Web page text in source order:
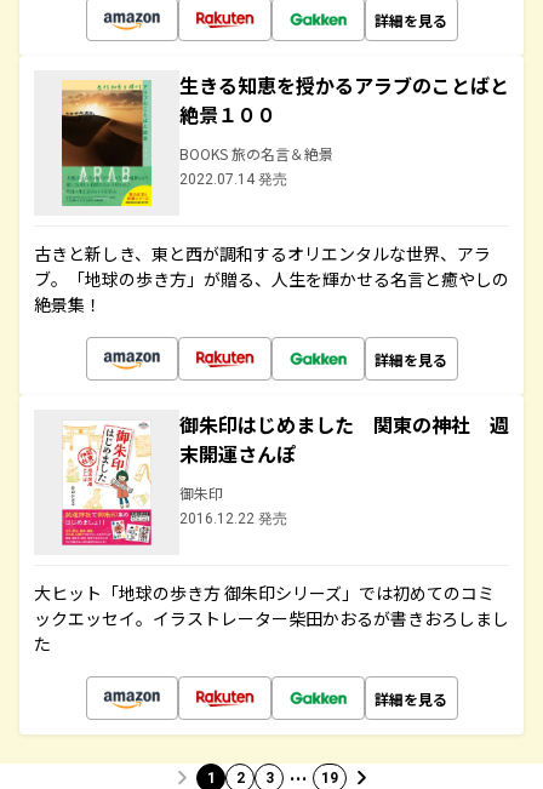
詳細を見る
生きる知恵を授かるアラブのことばと
絶景１００
BOOKS 旅の名言＆絶景
2022.07.14 発売
古きと新しき、東と西が調和するオリエンタルな世界、アラ
ブ。「地球の歩き方」が贈る、人生を輝かせる名言と癒やしの
絶景集！
詳細を見る
御朱印はじめました 関東の神社 週
末開運さんぽ
御朱印
2016.12.22 発売
大ヒット「地球の歩き方 御朱印シリーズ」では初めてのコミ
ックエッセイ。イラストレーター柴田かおるが書きおろしまし
た
詳細を見る
1 2 3 … 19